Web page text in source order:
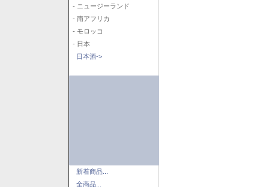
- ニュージーランド
- 南アフリカ
- モロッコ
- 日本
日本酒->
新着商品...
全商品...